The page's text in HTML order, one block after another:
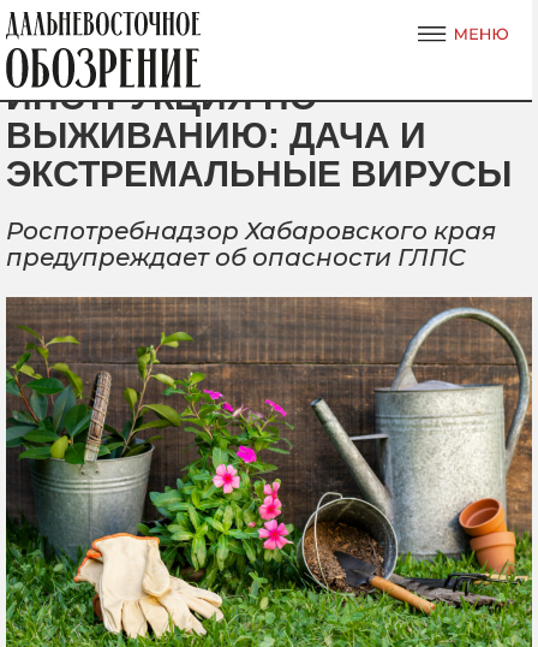
ИНСТРУКЦИЯ ПО
ВЫЖИВАНИЮ: ДАЧА И
ЭКСТРЕМАЛЬНЫЕ ВИРУСЫ
Роспотребнадзор Хабаровского края
предупреждает об опасности ГЛПС